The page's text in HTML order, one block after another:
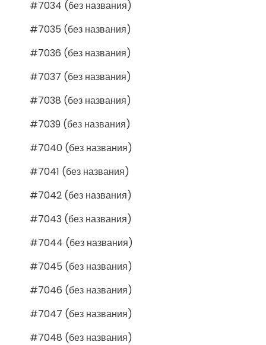
#7034 (без названия)
#7035 (без названия)
#7036 (без названия)
#7037 (без названия)
#7038 (без названия)
#7039 (без названия)
#7040 (без названия)
#7041 (без названия)
#7042 (без названия)
#7043 (без названия)
#7044 (без названия)
#7045 (без названия)
#7046 (без названия)
#7047 (без названия)
#7048 (без названия)